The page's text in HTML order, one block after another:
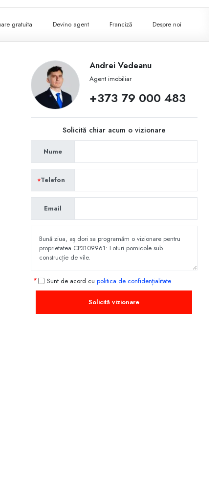
gratuita Devino agent Franciză Despre noi
Andrei Vedeanu
Agent imobiliar
+373 79 000 483
Solicită chiar acum o vizionare
Nume
Telefon
Email
Sunt de acord cu politica de confidențialitate
Solicită vizionare